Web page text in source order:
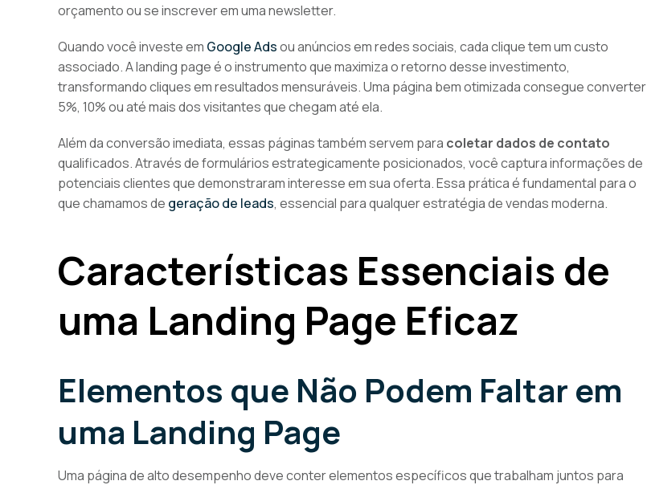
orçamento ou se inscrever em uma newsletter.
Quando você investe em Google Adsou anúncios em redes sociais, cada clique tem um custo
associado. A landing page é o instrumento que maximiza o retorno desse investimento,
transformando cliques em resultados mensuráveis. Uma página bem otimizada consegue converter
5%, 10% ou até mais dos visitantes que chegam até ela.
Além da conversão imediata, essas páginas também servem para coletar dados de contato
qualificados. Através de formulários estrategicamente posicionados, você captura informações de
potenciais clientes que demonstraram interesse em sua oferta. Essa prática é fundamental para o
que chamamos de geração de leads, essencial para qualquer estratégia de vendas moderna.
Características Essenciais de
uma Landing Page Eficaz
Elementos que Não Podem Faltar em
uma Landing Page
Uma página de alto desempenho deve conter elementos específicos que trabalham juntos para